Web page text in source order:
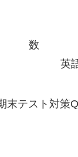
末テスト対